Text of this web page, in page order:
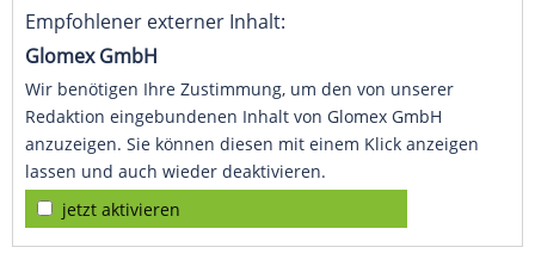
Empfohlener externer Inhalt:
Glomex GmbH
Wir benötigen Ihre Zustimmung, um den von unserer
Redaktion eingebundenen Inhalt von Glomex GmbH
anzuzeigen. Sie können diesen mit einem Klick anzeigen
lassen und auch wieder deaktivieren.
jetzt aktivieren